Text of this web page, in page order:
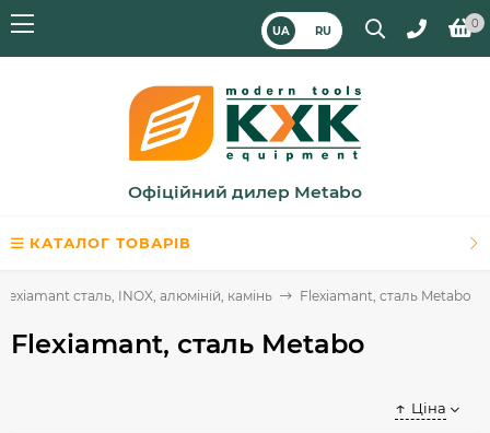
UA RU
0
Офіційний дилер Metabo
КАТАЛОГ ТОВАРІВ
сталь, INOX, алюміній, камінь Flexiamant, сталь Metabo
Flexiamant, сталь Metabo
Ціна